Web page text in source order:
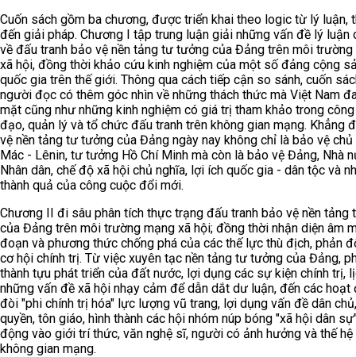
Cuốn sách gồm ba chương, được triển khai theo logic từ lý luận,
đến giải pháp. Chương I tập trung luận giải những vấn đề lý luận
về đấu tranh bảo vệ nền tảng tư tưởng của Đảng trên môi trường
xã hội, đồng thời khảo cứu kinh nghiệm của một số đảng cộng
quốc gia trên thế giới. Thông qua cách tiếp cận so sánh, cuốn
người đọc có thêm góc nhìn về những thách thức mà Việt Nam
mặt cũng như những kinh nghiệm có giá trị tham khảo trong
đạo, quản lý và tổ chức đấu tranh trên không gian mạng. Khẳng
vệ nền tảng tư tưởng của Đảng ngày nay không chỉ là bảo vệ chủ
Mác - Lênin, tư tưởng Hồ Chí Minh mà còn là bảo vệ Đảng, Nhà
Nhân dân, chế độ xã hội chủ nghĩa, lợi ích quốc gia - dân tộc và
thành quả của công cuộc đổi mới.
Chương II đi sâu phân tích thực trạng đấu tranh bảo vệ nền tảng
của Đảng trên môi trường mạng xã hội; đồng thời nhận diện âm
đoạn và phương thức chống phá của các thế lực thù địch, phản
cơ hội chính trị. Từ việc xuyên tạc nền tảng tư tưởng của Đảng,
thành tựu phát triển của đất nước, lợi dụng các sự kiện chính trị,
những vấn đề xã hội nhạy cảm để dẫn dắt dư luận, đến các hoạt
đòi "phi chính trị hóa" lực lượng vũ trang, lợi dụng vấn đề dân
quyền, tôn giáo, hình thành các hội nhóm núp bóng "xã hội dân
động vào giới trí thức, văn nghệ sĩ, người có ảnh hưởng và thế hệ
không gian mạng.